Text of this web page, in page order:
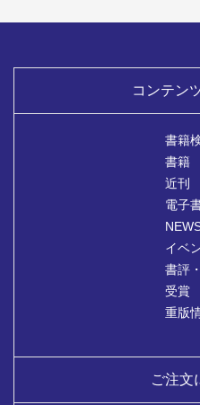
コンテン
書籍
書籍
近刊
電子
イベ
書評
受賞
重版
ご注文